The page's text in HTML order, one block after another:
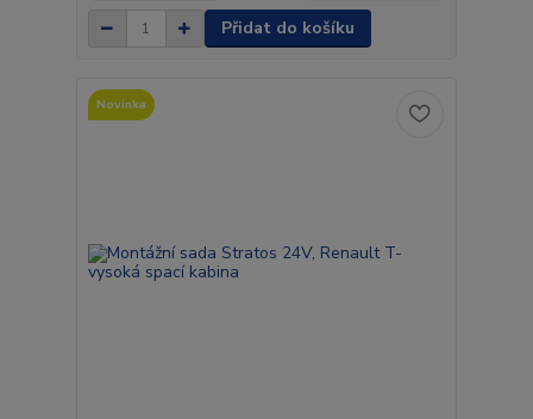
Přidat do košíku
Novinka